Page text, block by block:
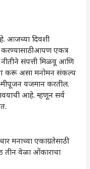
आजच्या दिवशी
करण्यासाठी आपण एकत्र
संपत्ती मिळवू आणि
करू असा मनोमन संकल्प
यजमान करतील.
आहे. म्हणून सर्व
मनाच्या एकाग्रतेसाठी
तीन वेळा ओंकाराचा